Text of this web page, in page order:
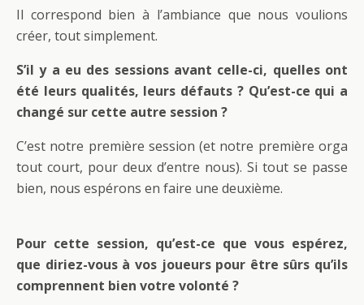
Il correspond bien à l’ambiance que nous voulions
créer, tout simplement.
S’il y a eu des sessions avant celle-ci, quelles ont
été leurs qualités, leurs défauts ? Qu’est-ce qui a
changé sur cette autre session ?
C’est notre première session (et notre première orga
tout court, pour deux d’entre nous). Si tout se passe
bien, nous espérons en faire une deuxième.
Pour cette session, qu’est-ce que vous espérez,
que diriez-vous à vos joueurs pour être sûrs qu’ils
comprennent bien votre volonté ?